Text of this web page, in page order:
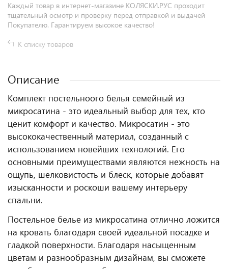
Каждый товар в интернет-магазине КОЛЯСКИ.РУС проходит
тщательный осмотр и проверку перед отправкой и выдачей
Покупателю. Гарантируем высокое качество!
К списку товаров
Описание
Комплект постельноого белья семейный из
микросатина - это идеальный выбор для тех, кто
ценит комфорт и качество. Микросатин - это
высококачественный материал, созданный с
использованием новейших технологий. Его
основными преимуществами являются нежность на
ощупь, шелковистость и блеск, которые добавят
изысканности и роскоши вашему интерьеру
спальни.
Постельное белье из микросатина отлично ложится
на кровать благодаря своей идеальной посадке и
гладкой поверхности. Благодаря насыщенным
цветам и разнообразным дизайнам, вы сможете